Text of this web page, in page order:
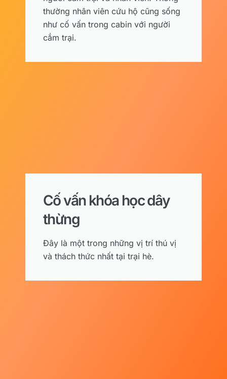
thường nhân viên cứu hộ cũng sống
như cố vấn trong cabin với người
cắm trại.
Cố vấn khóa học dây
thừng
Đây là một trong những vị trí thú vị
và thách thức nhất tại trại hè.